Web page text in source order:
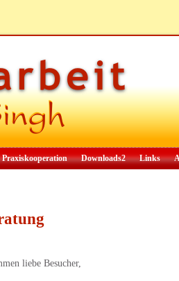
Praxiskooperation Downloads2 Links
liebe Besucher,